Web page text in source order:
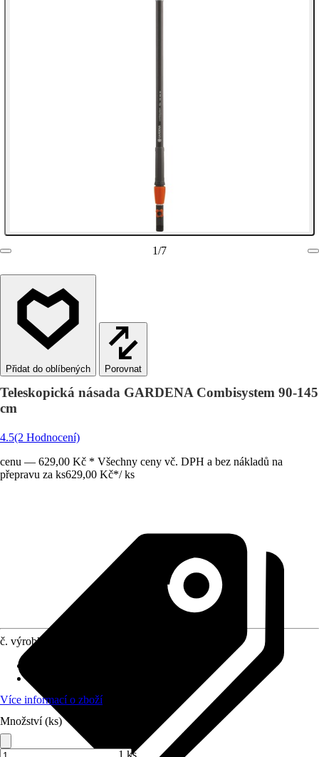
1/7
Porovnat
Teleskopická násada GARDENA Combisystem 90-145
cm
4.5(2 Hodnocení)
cenu — 629,00 Kč * Všechny ceny vč. DPH a bez nákladů na
přepravu za ks629,00 Kč*/ ks
č. výrobku
Více informací o zboží
Množství (ks)
1 ks